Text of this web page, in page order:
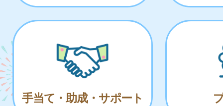
手当て・助成・サポート